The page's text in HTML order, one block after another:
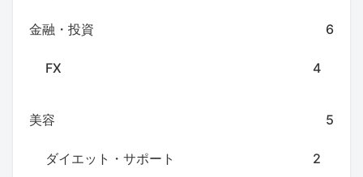
金融・投資 6
FX 4
美容 5
ダイエット・サポート 2